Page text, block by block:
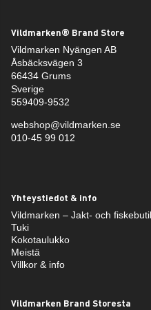
Vildmarken® Brand Store
Vildmarken Nyängen AB
Åsbäcksvägen 3
66434 Grums
Sverige
559409-9532
webshop@vildmarken.se
010-45 99 012
Yhteystiedot & info
Vildmarken – Jakt- och
Tuki
Kokotaulukko
Meistä
Villkor & info
Vildmarken Brand Storesta